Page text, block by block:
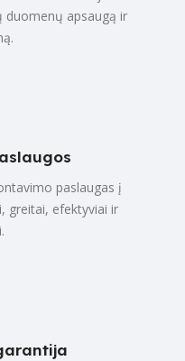
duomenų apsaugą ir
paslaugas į
greitai, efektyviai ir